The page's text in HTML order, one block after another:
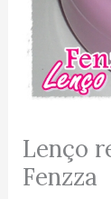
Lenço
Fenzza